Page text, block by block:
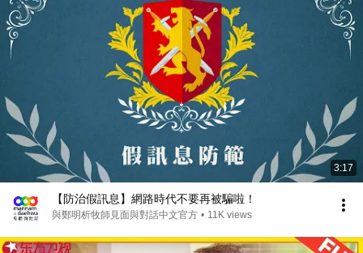
3:17
【防治假訊息】網路時代不要再被騙啦！
與鄭明析牧師見面與對話中文官方 • 11K views